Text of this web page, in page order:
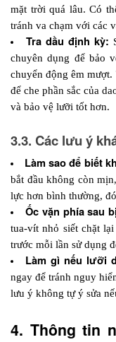
mặt trời quá lâu. Có
tránh va chạm với các
Tra dầu định kỳ:
chuyên dụng để bảo
chuyển động êm
để che phần sắc của
và bảo vệ lưỡi tốt hơn.
3.3. Các lưu ý
Làm sao để biết
bắt đầu không còn
lực hơn bình thường,
Ốc vặn phía sau
tua-vít nhỏ siết chặt
trước mỗi lần sử dụng
Làm gì nếu lưỡi
ngay để tránh nguy
lưu ý không tự ý sửa
4. Thông tin